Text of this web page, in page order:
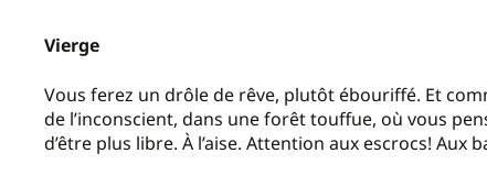
Vierge
Vous ferez un drôle de rêve, plutôt ébouriffé. Et
de l’inconscient, dans une forêt touffue, où vous
d’être plus libre. À l’aise. Attention aux escrocs! Aux